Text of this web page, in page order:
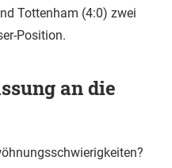
Tottenham (4:0) zwei
Position.
an die